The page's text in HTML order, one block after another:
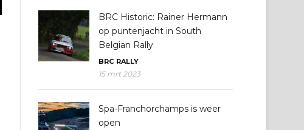
BRC Historic: Rainer Hermann
op puntenjacht in South
Belgian Rally
BRC RALLY
15 mrt 2023
Spa-Franchorchamps is weer
open